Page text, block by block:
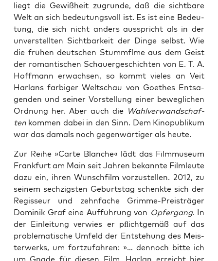
liegt die Gewiß­heit zugrun­de, daß die sicht­ba­re
Welt an sich bedeu­tungs­voll ist. Es ist eine Bedeu­
tung, die sich nicht anders aus­spricht als in der
unver­stell­ten Sicht­bar­keit der Din­ge selbst. Wie
die frü­hen deut­schen Stumm­fl­me aus dem Geist
der roman­ti­schen Schau­er­ge­schich­ten von E. T. A.
Hoff­mann erwach­sen, so kommt vie­les an Veit
Harlans far­bi­ger Welt­schau von Goe­thes Ent­sa­
gen­den und sei­ner Vor­stel­lung einer beweg­li­chen
Ord­nung her. Aber auch die Wahl­ver­wand­schaf­
ten kom­men dabei in den Sinn. Dem Kino­pu­bli­kum
war das damals noch gegen­wär­ti­ger als heute.
Zur Rei­he »Car­te Blan­che« lädt das Film­mu­se­um
Frank­furt am Main seit Jah­ren bekann­te Film­leu­te
dazu ein, ihren Wunsch­film vor­zu­stel­len. 2012, zu
sei­nem sech­zigs­ten Geburts­tag schenk­te sich der
Regis­seur und zehn­fa­che Grim­me-Preis­trä­ger
Domi­nik Graf eine Auf­füh­rung von Opfer­gang. In
der Ein­lei­tung ver­wies er pﬂicht­ge­mäß auf das
pro­ble­ma­ti­sche Umfeld der Ent­ste­hung des Meis­
ter­werks, um fort­zu­fah­ren: »… den­noch bit­te ich
um Gna­de für die­sen Film. Har­lan erreicht hier